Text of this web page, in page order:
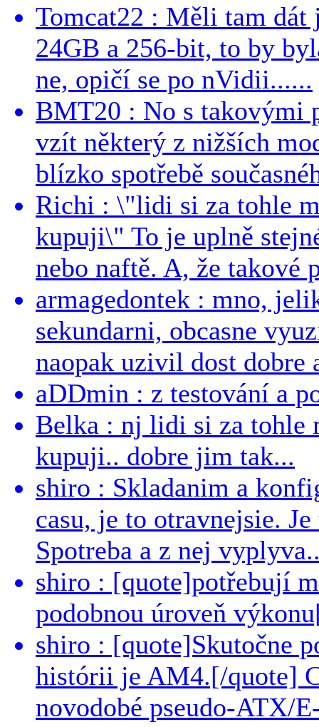
Tomcat22 : Měli tam dát
24GB a 256-bit, to by
ne, opičí se po nVidii......
BMT20 : No s takovými
vzít některý z nižších
blízko spotřebě
Richi : \"lidi si za tohle
kupuji\" To je uplně
nebo naftě. A, že takové
armagedontek : mno,
sekundarni, obcasne
naopak uzivil dost dobre
aDDmin : z testování a
Belka : nj lidi si za tohle
kupuji.. dobre jim tak...
shiro : Skladanim a
casu, je to otravnejsie.
Spotreba a z nej
shiro : [quote]potřebují
podobnou úroveň
shiro : [quote]Skutočne
histórii je AM4.[/quote]
novodobé pseudo-ATX/